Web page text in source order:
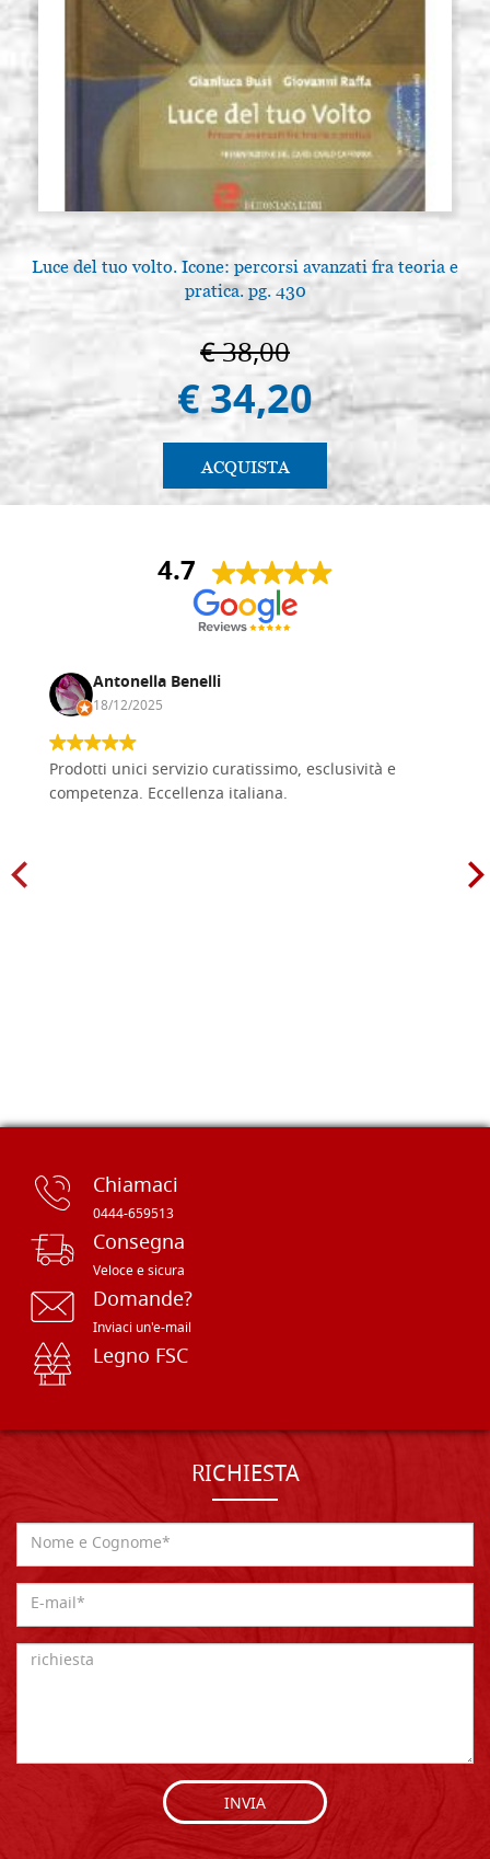
Luce del tuo volto. Icone: percorsi avanzati fra teoria e
pratica. pg. 430
€ 38,00
€ 34,20
ACQUISTA
4.7
Antonella Benelli
18/12/2025
Prodotti unici servizio curatissimo, esclusività e
competenza. Eccellenza italiana.
Chiamaci
0444-659513
Consegna
Veloce e sicura
Domande?
Inviaci un'e-mail
Legno FSC
RICHIESTA
INVIA